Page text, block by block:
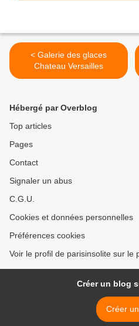
< Galerie des glaces
Chateau Versailles
Hébergé par Overblog
Top articles
Pages
Contact
Signaler un abus
C.G.U.
Cookies et données personnelles
Préférences cookies
Voir le profil de parisinsolite sur le
Créer un blog
Créer